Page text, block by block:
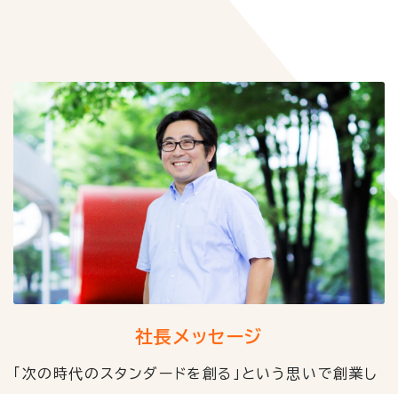
社長メッセージ
「次の時代のスタンダードを創る」という思いで創業し